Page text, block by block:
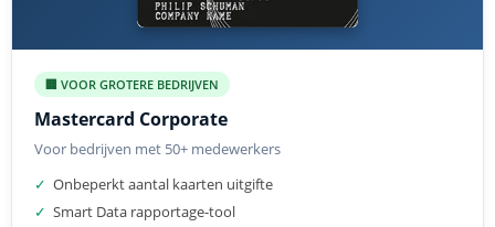
🏢 VOOR GROTERE BEDRIJVEN
Mastercard Corporate
Voor bedrijven met 50+ medewerkers
✓ Onbeperkt aantal kaarten uitgifte
✓ Smart Data rapportage-tool